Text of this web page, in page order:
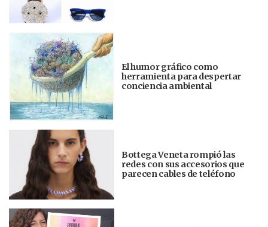
El humor gráfico como
herramienta para despertar
conciencia ambiental
Bottega Veneta rompió las
redes con sus accesorios que
parecen cables de teléfono